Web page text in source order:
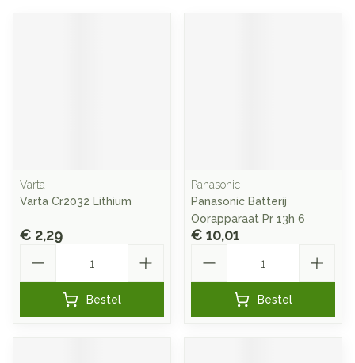
Varta
Varta Cr2032 Lithium
€ 2,29
Bestel
Panasonic
Panasonic Batterij
Oorapparaat Pr 13h 6
€ 10,01
Bestel